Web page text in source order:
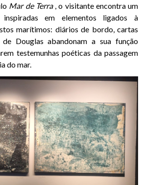
Mar de Terra, o visitante encontra um
em elementos ligados à
marítimos: diários de bordo, cartas
Douglas abandonam a sua função
testemunhas poéticas da passagem
do mar.